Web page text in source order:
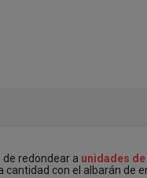
redondear a unidades de
con el albarán de